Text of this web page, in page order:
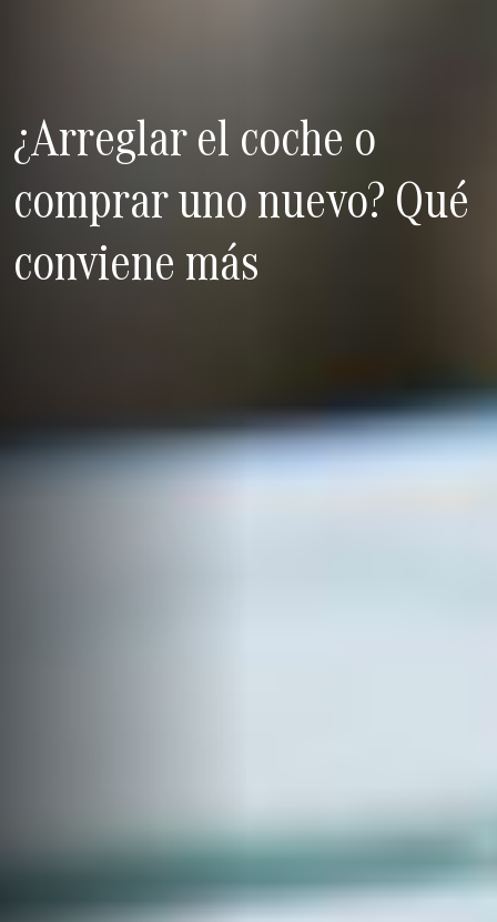
¿Arreglar el coche o
comprar uno nuevo? Qué
conviene más